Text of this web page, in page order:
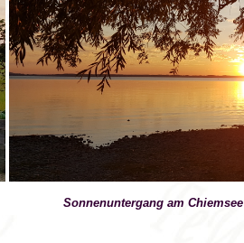
am Chiemsee